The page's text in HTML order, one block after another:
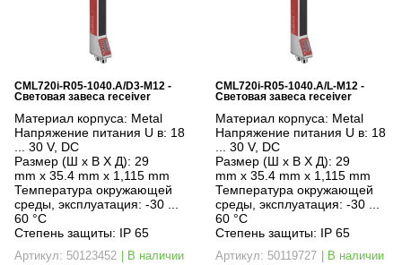
CML720i-R05-1040.A/D3-M12 -
Световая завеса receiver
Материал корпуса: Metal
Напряжение питания U в: 18
... 30 V, DC
Размер (Ш x В X Д): 29
mm x 35.4 mm x 1,115 mm
Температура окружающей
среды, эксплуатация: -30 ...
60 °C
Степень защиты: IP 65
Артикул: 50123452 | В наличии
CML720i-R05-1040.A/L-M12 -
Световая завеса receiver
Материал корпуса: Metal
Напряжение питания U в: 18
... 30 V, DC
Размер (Ш x В X Д): 29
mm x 35.4 mm x 1,115 mm
Температура окружающей
среды, эксплуатация: -30 ...
60 °C
Степень защиты: IP 65
Артикул: 50119727 | В наличии